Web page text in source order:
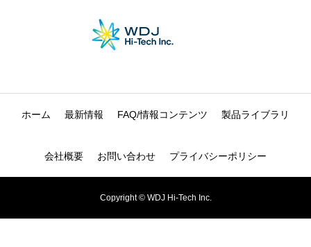
ホーム 最新情報 FAQ/情報コンテンツ 製品ライブラリ
会社概要 お問い合わせ プライバシーポリシー
Copyright © WDJ Hi-Tech Inc.